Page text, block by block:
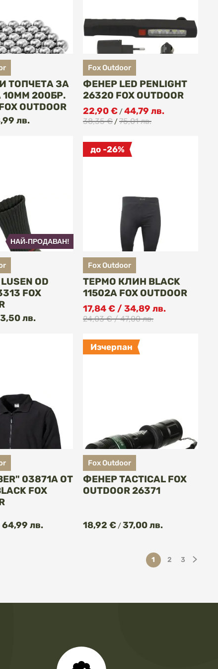
ТОПЧЕТА ЗА
200БР.
OUTDOOR
лв.
Fox Outdoor
ФЕНЕР LED PENLIGHT
26320 FOX OUTDOOR
22,90 € /44,79 лв.
38,35 € /75,01 лв.
КУПИ
НАЙ-ПРОДАВАН!
OD
FOX
лв.
до -26%
Fox Outdoor
ТЕРМО КЛИН BLACK
11502A FOX OUTDOOR
24,03 € / 47,00 лв.
17,84 € / 34,89 лв.
КУПИ
03871A ОТ
FOX
лв.
Изчерпан
Fox Outdoor
ФЕНЕР TACTICAL FOX
OUTDOOR 26371
18,92 € /37,00 лв.
Страница
В момента четете
1 Страница
2 Страница
3